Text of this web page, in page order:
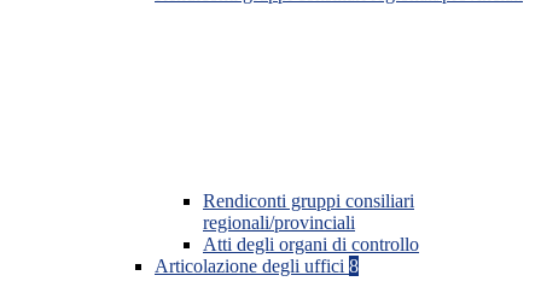
Rendiconti gruppi consiliari
regionali/provinciali
Atti degli organi di controllo
Articolazione degli uffici 8